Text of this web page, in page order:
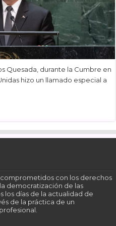
Quesada, durante la Cumbre en
hizo un llamado especial a
comprometidos con los derechos
democratización de las
los días de la actualidad de
de la práctica de un